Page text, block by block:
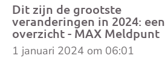
Dit zijn de grootste
veranderingen in 2024: een
overzicht - MAX Meldpunt
1 januari 2024 om 06:01